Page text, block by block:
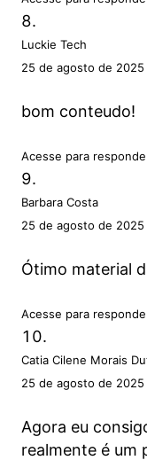
Luckie Tech
25 de agosto de 2025
bom conteudo!
Acesse para
Barbara Costa
25 de agosto de 2025
Ótimo material
Acesse para
Catia Cilene Morais
25 de agosto de 2025
Agora eu
realmente é um